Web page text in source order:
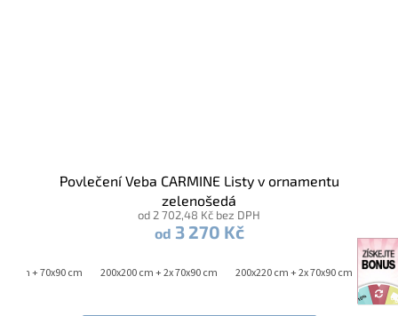
Povlečení Veba CARMINE Listy v ornamentu
zelenošedá
od 2 702,48 Kč bez DPH
od 3 270 Kč
cm + 70x90 cm 200x200 cm + 2x 70x90 cm 200x220 cm + 2x 70x90 cm